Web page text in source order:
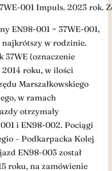
001 Impuls. 2023 rok.
EN98-001 = 37WE-001,
w rodzinie.
37WE (oznaczenie
2014 roku, w ilości
Marszałkowskiego
w ramach
otrzymały
i EN98-002. Pociągi
– Podkarpacka Kolej
EN98-003 został
roku, na zamówienie